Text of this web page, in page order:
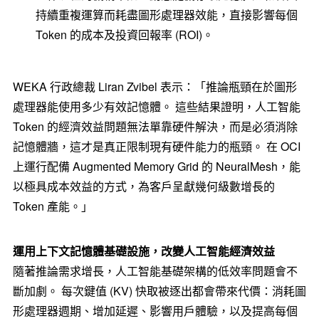
持續重複運算而耗盡圖形處理器效能，直接影響每個
Token 的成本及投資回報率 (ROI)。
WEKA 行政總裁 Liran Zvibel 表示：「推論瓶頸在於圖形
處理器能使用多少有效記憶體。 這些結果證明，人工智能
Token 的經濟效益問題無法單靠硬件解決，而是必須消除
記憶體牆，這才是真正限制現有硬件能力的瓶頸。 在 OCI
上運行配備 Augmented Memory Grid 的 NeuralMesh，能
以極具成本效益的方式，為客戶呈獻幾何級數增長的
Token 產能。」
運用上下文記憶體基礎設施，改變人工智能經濟效益
隨著推論需求增長，人工智能基礎架構的低效率問題會不
斷加劇。 每次鍵值 (KV) 快取被逐出都會帶來代價：消耗圖
形處理器週期、增加延遲、影響用戶體驗，以及提高每個